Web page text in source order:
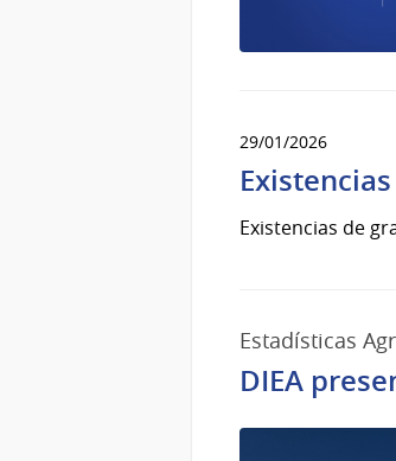
29/01/2026
Existencias de
Estadísticas
DIEA